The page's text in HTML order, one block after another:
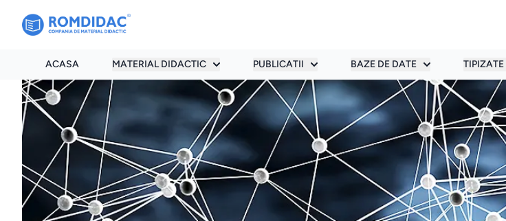
ACASA MATERIAL DIDACTIC PUBLICATII BAZE DE DATE